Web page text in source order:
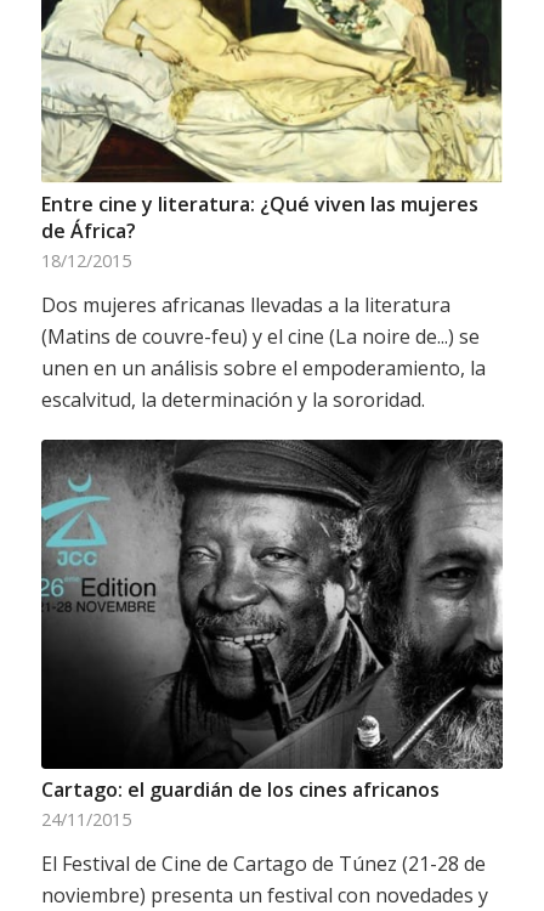
Entre cine y literatura: ¿Qué viven las mujeres
de África?
18/12/2015
Dos mujeres africanas llevadas a la literatura
(Matins de couvre-feu) y el cine (La noire de...) se
unen en un análisis sobre el empoderamiento, la
escalvitud, la determinación y la sororidad.
Cartago: el guardián de los cines africanos
24/11/2015
El Festival de Cine de Cartago de Túnez (21-28 de
noviembre) presenta un festival con novedades y